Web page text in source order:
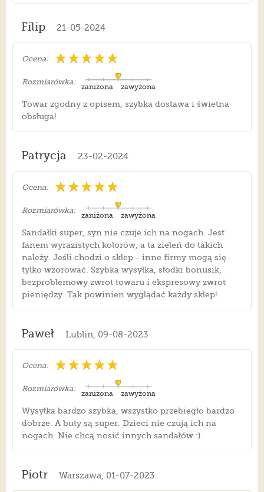
Filip 21-05-2024
Ocena:
Rozmiarówka:
zawyżona
zaniżona
Towar zgodny z opisem, szybka dostawa i świetna
obsługa!
Patrycja 23-02-2024
Ocena:
Rozmiarówka:
zawyżona
zaniżona
Sandałki super, syn nie czuje ich na nogach. Jest
fanem wyrazistych kolorów, a ta zieleń do takich
należy. Jeśli chodzi o sklep - inne firmy mogą się
tylko wzorować. Szybka wysyłka, słodki bonusik,
bezproblemowy zwrot towaru i ekspresowy zwrot
pieniędzy. Tak powinien wyglądać każdy sklep!
Paweł Lublin, 09-08-2023
Ocena:
Rozmiarówka:
zawyżona
zaniżona
Wysyłka bardzo szybka, wszystko przebiegło bardzo
dobrze. A buty są super. Dzieci nie czują ich na
nogach. Nie chcą nosić innych sandałów :)
Piotr Warszawa, 01-07-2023